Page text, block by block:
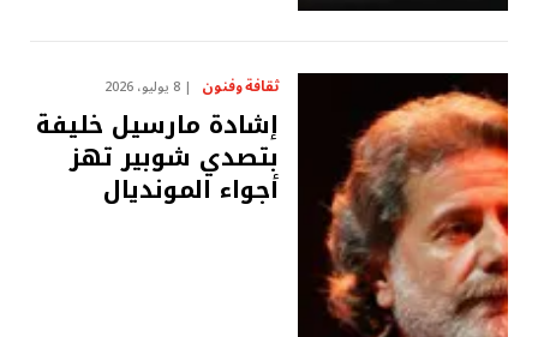
ثقافة وفنون 8 يوليو، 2026
إشادة مارسيل خليفة
بتصدي شوبير تهز
أجواء المونديال